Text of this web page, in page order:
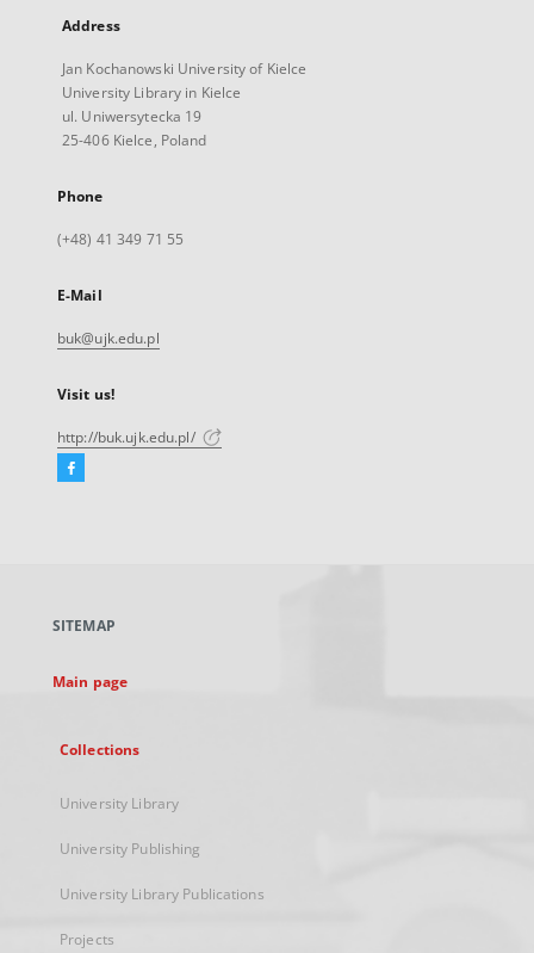
Address
Jan Kochanowski University of Kielce
University Library in Kielce
ul. Uniwersytecka 19
25-406 Kielce, Poland
Phone
(+48) 41 349 71 55
E-Mail
buk@ujk.edu.pl
Visit us!
http://buk.ujk.edu.pl/
Facebook
new
SITEMAP
Main page
Collections
University Library
University Publishing
University Library Publications
Projects